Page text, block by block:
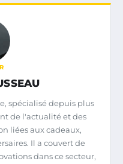
spécialisé depuis plus
de l'actualité et des
liées aux cadeaux,
Il a couvert de
dans ce secteur,